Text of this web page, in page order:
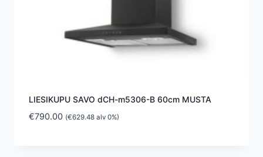
LIESIKUPU SAVO dCH-m5306-B 60cm MUSTA
€790.00 (€629.48alv 0%)